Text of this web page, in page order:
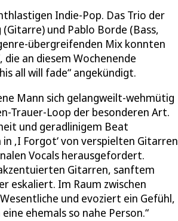
Indie-Pop. Das Trio der
und Pablo Borde (Bass,
übergreifenden Mix konnten
die an diesem Wochenende
all will fade“ angekündigt.
Mann sich gelangweilt-wehmütig
Trauer-Loop der besonderen Art.
und geradlinigem Beat
‚I Forgot‘ von verspielten Gitarren
Vocals herausgefordert.
Gitarren, sanftem
eskaliert. Im Raum zwischen
und evoziert ein Gefühl,
ehemals so nahe Person.“